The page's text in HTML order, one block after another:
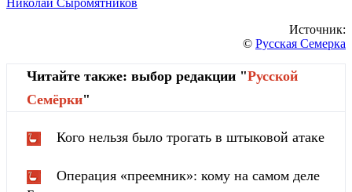
Николай Сыромятников
Источник:
© Русская Семерка
Читайте также: выбор редакции "Русской
Cемёрки"
Кого нельзя было трогать в штыковой атаке
Операция «преемник»: кому на самом деле